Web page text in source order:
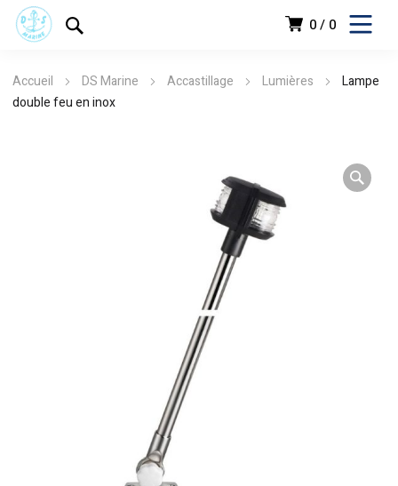
0 0
Accueil DS Marine Accastillage Lumières
Lampe
double feu en inox